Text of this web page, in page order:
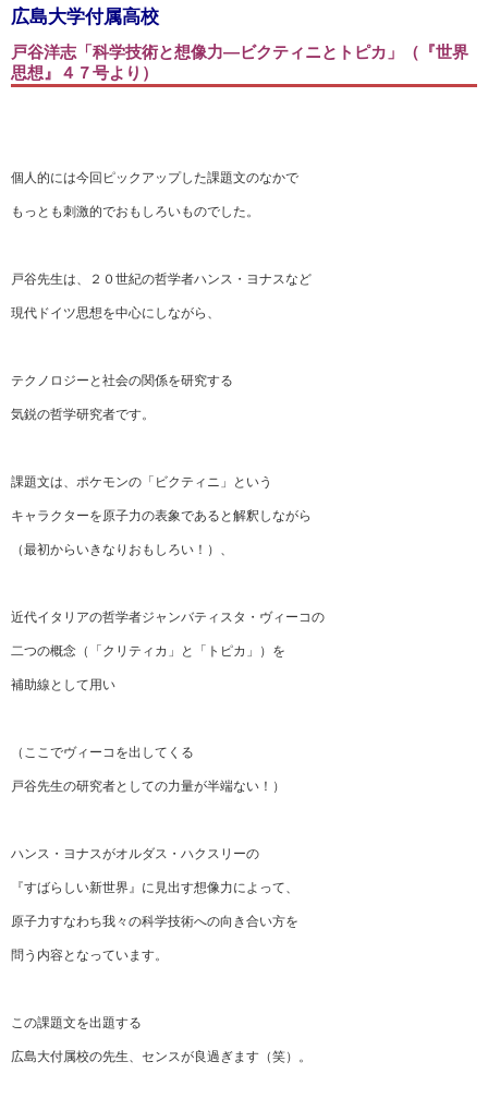
広島大学付属高校
戸谷洋志「科学技術と想像力―ビクティニとトピカ」（『世界
思想』４７号より）
個人的には今回ピックアップした課題文のなかで
もっとも刺激的でおもしろいものでした。
戸谷先生は、２０世紀の哲学者ハンス・ヨナスなど
現代ドイツ思想を中心にしながら、
テクノロジーと社会の関係を研究する
気鋭の哲学研究者です。
課題文は、ポケモンの「ビクティニ」という
キャラクターを原子力の表象であると解釈しながら
（最初からいきなりおもしろい！）、
近代イタリアの哲学者ジャンバティスタ・ヴィーコの
二つの概念（「クリティカ」と「トピカ」）を
補助線として用い
（ここでヴィーコを出してくる
戸谷先生の研究者としての力量が半端ない！）
ハンス・ヨナスがオルダス・ハクスリーの
『すばらしい新世界』に見出す想像力によって、
原子力すなわち我々の科学技術への向き合い方を
問う内容となっています。
この課題文を出題する
広島大付属校の先生、センスが良過ぎます（笑）。